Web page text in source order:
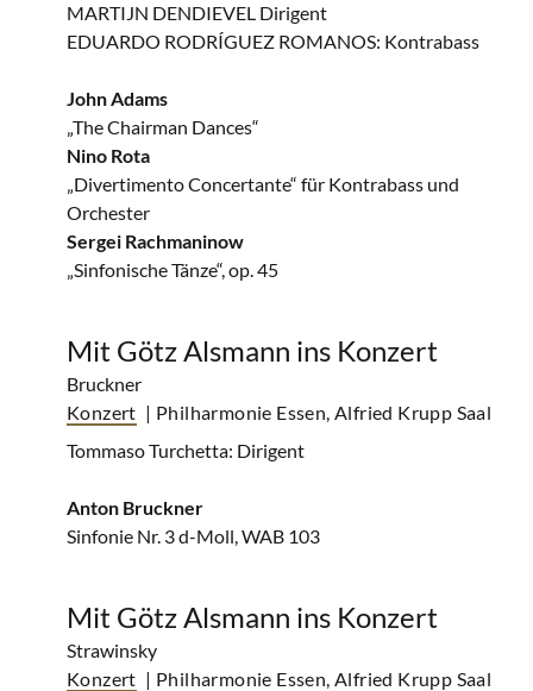
MARTIJN DENDIEVEL Dirigent
EDUARDO RODRÍGUEZ ROMANOS: Kontrabass
John Adams
„The Chairman Dances“
Nino Rota
„Divertimento Concertante“ für Kontrabass und
Orchester
Sergei Rachmaninow
„Sinfonische Tänze“, op. 45
Mit Götz Alsmann ins Konzert
Bruckner
Konzert | Philharmonie Essen, Alfried Krupp Saal
Tommaso Turchetta: Dirigent
Anton Bruckner
Sinfonie Nr. 3 d-Moll, WAB 103
Mit Götz Alsmann ins Konzert
Strawinsky
Konzert | Philharmonie Essen, Alfried Krupp Saal